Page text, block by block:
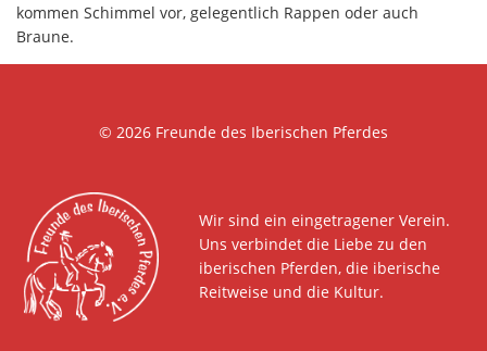
kommen Schimmel vor, gelegentlich Rappen oder auch
Braune.
© 2026 Freunde des Iberischen Pferdes
Wir sind ein eingetragener Verein.
Uns verbindet die Liebe zu den
iberischen Pferden, die iberische
Reitweise und die Kultur.